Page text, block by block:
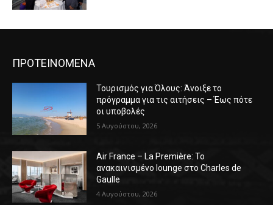
ΠΡΟΤΕΙΝΟΜΕΝΑ
Τουρισμός για Όλους: Άνοιξε το
πρόγραμμα για τις αιτήσεις – Έως πότε
οι υποβολές
5 Αυγούστου, 2026
Air France – La Première: Το
ανακαινισμένο lounge στο Charles de
Gaulle
4 Αυγούστου, 2026